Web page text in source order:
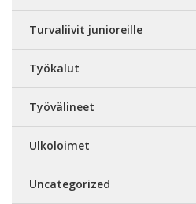
Turvaliivit junioreille
Työkalut
Työvälineet
Ulkoloimet
Uncategorized